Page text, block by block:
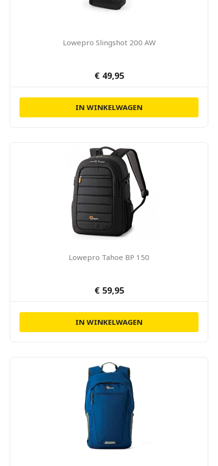
Lowepro Slingshot 200 AW
€ 49,95
IN WINKELWAGEN
Lowepro Tahoe BP 150
€ 59,95
IN WINKELWAGEN